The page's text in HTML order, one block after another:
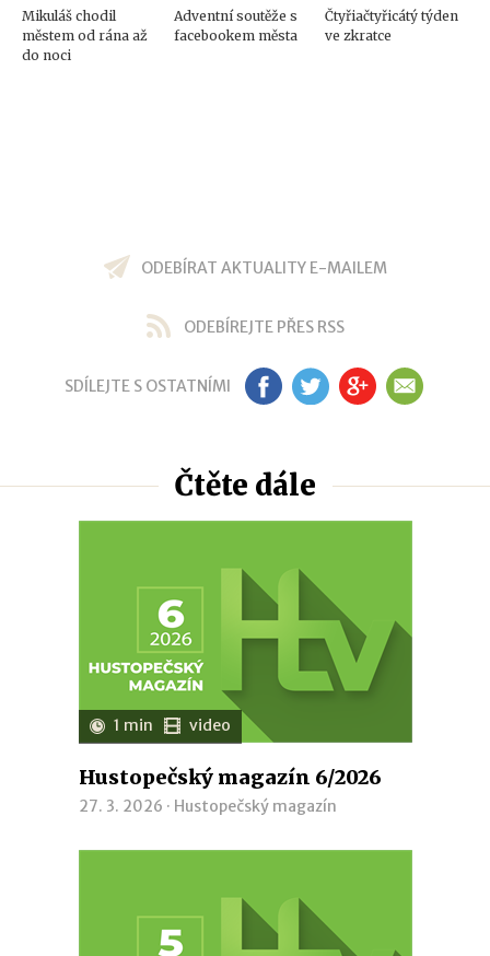
Mikuláš chodil
městem od rána až
do noci
Adventní soutěže s
facebookem města
Čtyřiačtyřicátý týden
ve zkratce
ODEBÍRAT AKTUALITY E-MAILEM
ODEBÍREJTE PŘES RSS
SDÍLEJTE S OSTATNÍMI FB TW GP EM
Čtěte dále
1 min video
Hustopečský magazín 6/2026
27. 3. 2026 · Hustopečský magazín